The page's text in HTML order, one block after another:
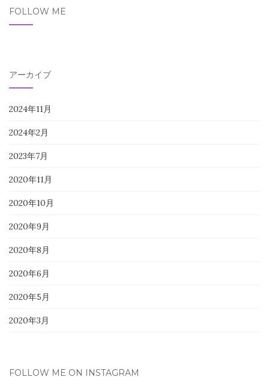
FOLLOW ME
アーカイブ
2024年11月
2024年2月
2023年7月
2020年11月
2020年10月
2020年9月
2020年8月
2020年6月
2020年5月
2020年3月
FOLLOW ME ON INSTAGRAM